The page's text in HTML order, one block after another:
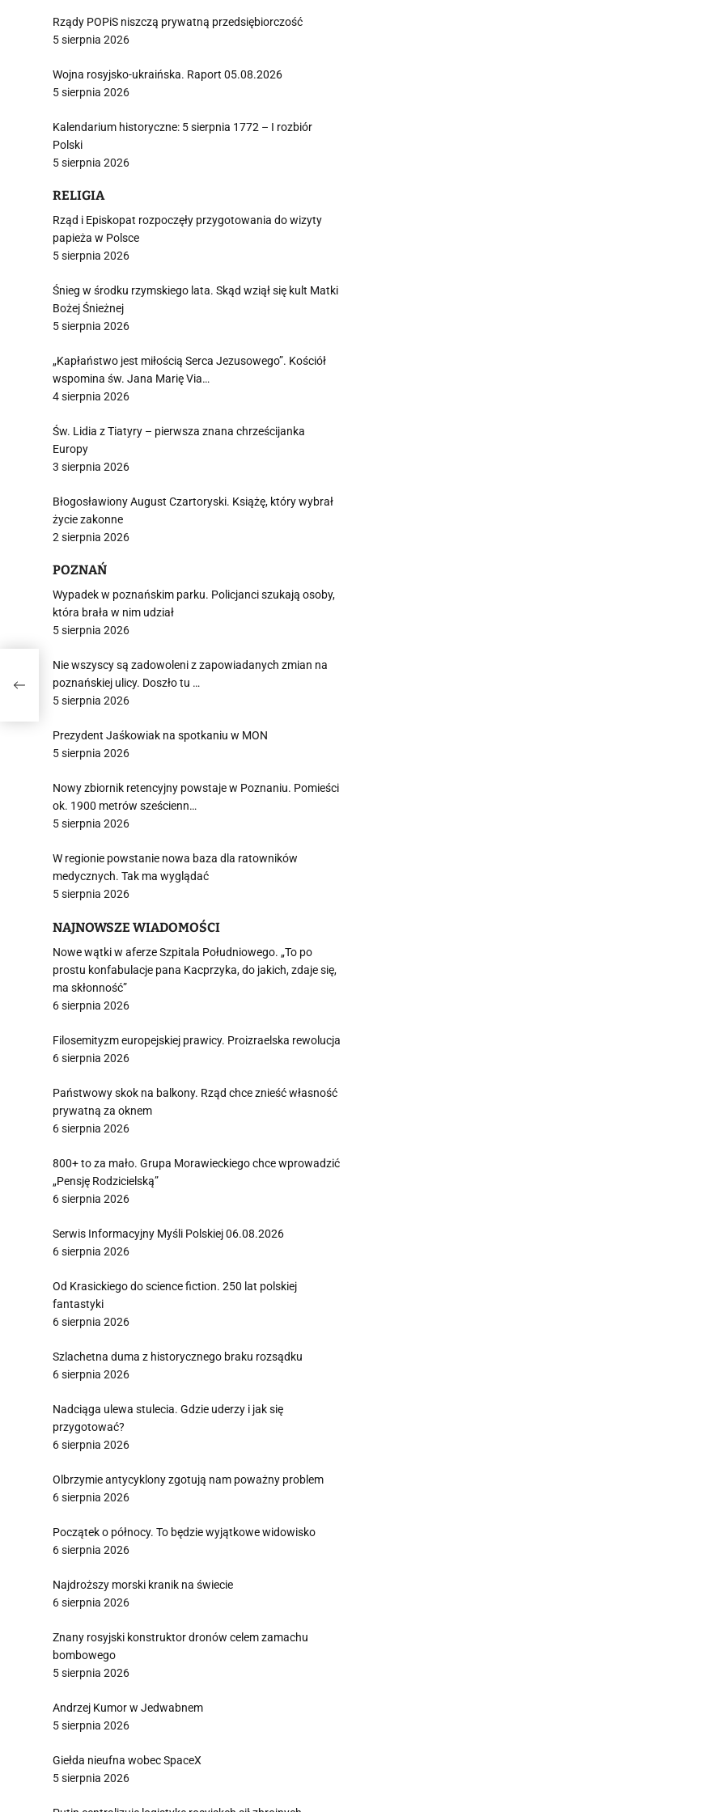
Rządy POPiS niszczą prywatną przedsiębiorczość
5 sierpnia 2026
Wojna rosyjsko-ukraińska. Raport 05.08.2026
5 sierpnia 2026
Kalendarium historyczne: 5 sierpnia 1772 – I rozbiór
Polski
5 sierpnia 2026
RELIGIA
Rząd i Episkopat rozpoczęły przygotowania do wizyty
papieża w Polsce
5 sierpnia 2026
Śnieg w środku rzymskiego lata. Skąd wziął się kult Matki
Bożej Śnieżnej
5 sierpnia 2026
„Kapłaństwo jest miłością Serca Jezusowego”. Kościół
wspomina św. Jana Marię Via…
4 sierpnia 2026
Św. Lidia z Tiatyry – pierwsza znana chrześcijanka
Europy
3 sierpnia 2026
Błogosławiony August Czartoryski. Książę, który wybrał
życie zakonne
2 sierpnia 2026
POZNAŃ
Wypadek w poznańskim parku. Policjanci szukają osoby,
która brała w nim udział
5 sierpnia 2026
Nie wszyscy są zadowoleni z zapowiadanych zmian na
poznańskiej ulicy. Doszło tu …
5 sierpnia 2026
Prezydent Jaśkowiak na spotkaniu w MON
5 sierpnia 2026
Nowy zbiornik retencyjny powstaje w Poznaniu. Pomieści
ok. 1900 metrów sześcienn…
5 sierpnia 2026
W regionie powstanie nowa baza dla ratowników
medycznych. Tak ma wyglądać
5 sierpnia 2026
NAJNOWSZE WIADOMOŚCI
Nowe wątki w aferze Szpitala Południowego. „To po
prostu konfabulacje pana Kacprzyka, do jakich, zdaje się,
ma skłonność”
6 sierpnia 2026
Filosemityzm europejskiej prawicy. Proizraelska rewolucja
6 sierpnia 2026
Państwowy skok na balkony. Rząd chce znieść własność
prywatną za oknem
6 sierpnia 2026
800+ to za mało. Grupa Morawieckiego chce wprowadzić
„Pensję Rodzicielską”
6 sierpnia 2026
Serwis Informacyjny Myśli Polskiej 06.08.2026
6 sierpnia 2026
Od Krasickiego do science fiction. 250 lat polskiej
fantastyki
6 sierpnia 2026
Szlachetna duma z historycznego braku rozsądku
6 sierpnia 2026
Nadciąga ulewa stulecia. Gdzie uderzy i jak się
przygotować?
6 sierpnia 2026
Olbrzymie antycyklony zgotują nam poważny problem
6 sierpnia 2026
Początek o północy. To będzie wyjątkowe widowisko
6 sierpnia 2026
Najdroższy morski kranik na świecie
6 sierpnia 2026
Znany rosyjski konstruktor dronów celem zamachu
bombowego
5 sierpnia 2026
Andrzej Kumor w Jedwabnem
5 sierpnia 2026
Giełda nieufna wobec SpaceX
5 sierpnia 2026